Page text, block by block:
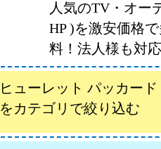
人気のTV・オー
HP )を激安価格
料！法人様も対
ヒューレット パッカー
をカテゴリで絞り込む